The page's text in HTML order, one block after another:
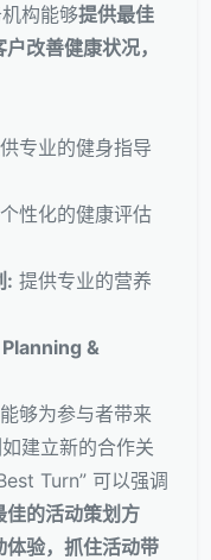
构能够提供最佳
改善健康状况，
专业的健身指导
性化的健康评估
: 提供专业的营养
&
够为参与者带来
建立新的合作关
Turn” 可以强调
佳的活动策划方
验，抓住活动带